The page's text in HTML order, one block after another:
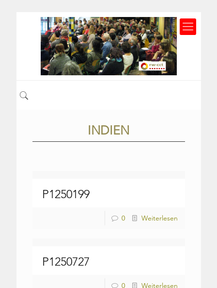
INDIEN
P1250199
0 Weiterlesen
P1250727
0 Weiterlesen